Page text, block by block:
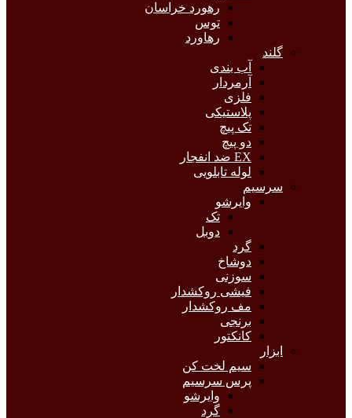
رهورد خراسان
توس
رهاورد
گلند
آب بندی
آرمردار
فلزی
پلاستیکی
تک پیچ
دو پیچ
EX ضد انفجار
لوله تابلویی
سرسیم
وایرشو
تک
دوبل
گرد
دوشاخ
سوزنی
فیشی روکشدار
مف روکشدار
برنجی
کانکتور
ابزار
سیم لخت کن
پرس سرسیم
وایرشو
گرد